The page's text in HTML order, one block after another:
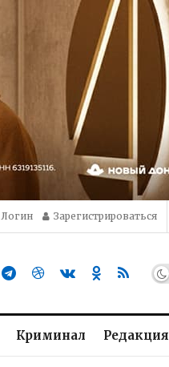
Логин Зарегистрироваться
Криминал Редакция